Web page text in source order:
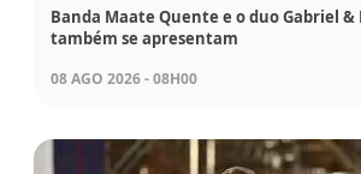
Banda Maate Quente e o duo Gabriel &
também se apresentam
08 AGO 2026 - 08H00